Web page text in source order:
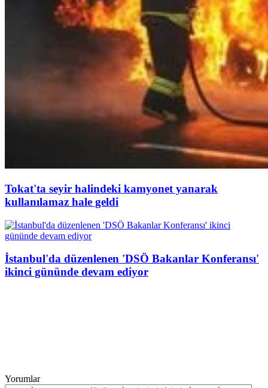
Tokat'ta seyir halindeki kamyonet yanarak
kullanılamaz hale geldi
İstanbul'da düzenlenen 'DSÖ Bakanlar Konferansı'
ikinci gününde devam ediyor
Yorumlar